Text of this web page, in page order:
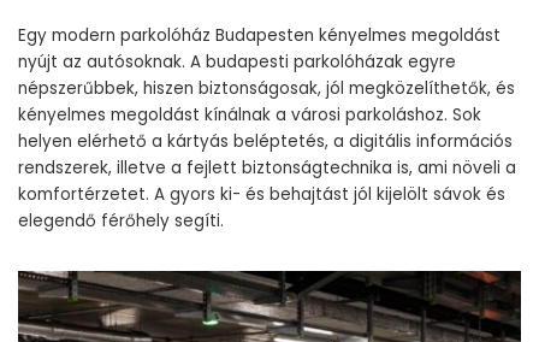
Egy modern parkolóház Budapesten kényelmes megoldást
nyújt az autósoknak. A budapesti parkolóházak egyre
népszerűbbek, hiszen biztonságosak, jól megközelíthetők, és
kényelmes megoldást kínálnak a városi parkoláshoz. Sok
helyen elérhető a kártyás beléptetés, a digitális információs
rendszerek, illetve a fejlett biztonságtechnika is, ami növeli a
komfortérzetet. A gyors ki- és behajtást jól kijelölt sávok és
elegendő férőhely segíti.